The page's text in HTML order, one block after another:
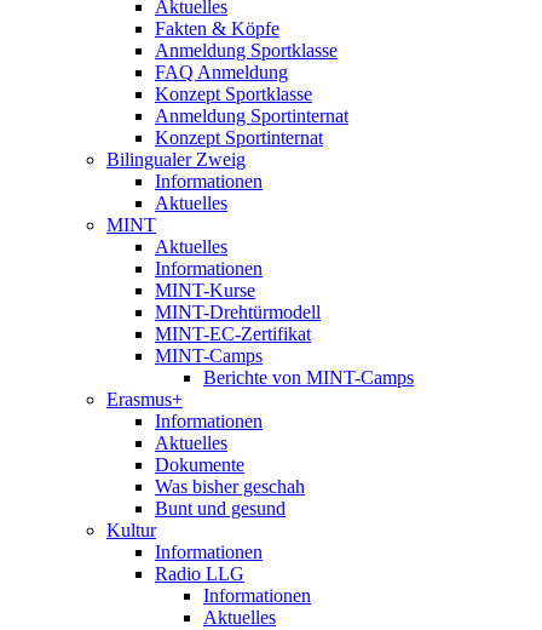
Aktuelles
Fakten & Köpfe
Anmeldung Sportklasse
FAQ Anmeldung
Konzept Sportklasse
Anmeldung Sportinternat
Konzept Sportinternat
Bilingualer Zweig
Informationen
Aktuelles
MINT
Aktuelles
Informationen
MINT-Kurse
MINT-Drehtürmodell
MINT-EC-Zertifikat
MINT-Camps
Berichte von MINT-Camps
Erasmus+
Informationen
Aktuelles
Dokumente
Was bisher geschah
Bunt und gesund
Kultur
Informationen
Radio LLG
Informationen
Aktuelles